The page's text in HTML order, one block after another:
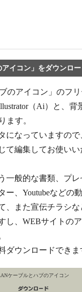
アイコン」をダウンロー
のアイコン」のフ
（Ai）と、背
ます。
になっていますので
て編集してお使い
一般的な書類、プレ
ー、Youtubeなどの
、また宣伝チラシな
し、WEBサイトの
ダウンロードできま
ケーブルとハブのアイコン